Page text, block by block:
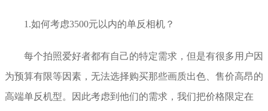
1.如何考虑3500元以内的单反相机？
每个拍照爱好者都有自己的特定需求，但是有很多用户因
为预算有限等因素，无法选择购买那些画质出色、售价高昂的
高端单反机型。因此考虑到他们的需求，我们把价格限定在